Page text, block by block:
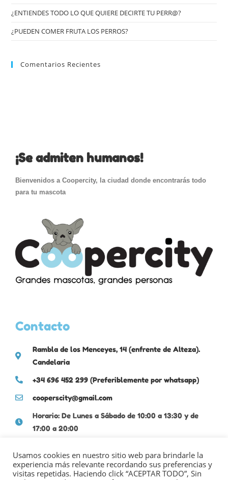
¿ENTIENDES TODO LO QUE QUIERE DECIRTE TU PERR@?
¿PUEDEN COMER FRUTA LOS PERROS?
Comentarios Recientes
¡Se admiten humanos!
Bienvenidos a Coopercity, la ciudad donde encontrarás todo
para tu mascota
Contacto
Rambla de los Menceyes, 14 (enfrente de Alteza).
Candelaria
+34 696 452 299 (Preferiblemente por whatsapp)
cooperscity@gmail.com
Horario: De Lunes a Sábado de 10:00 a 13:30 y de
17:00 a 20:00
Usamos cookies en nuestro sitio web para brindarle la
experiencia más relevante recordando sus preferencias y
visitas repetidas. Haciendo click “ACEPTAR TODO”, Sin